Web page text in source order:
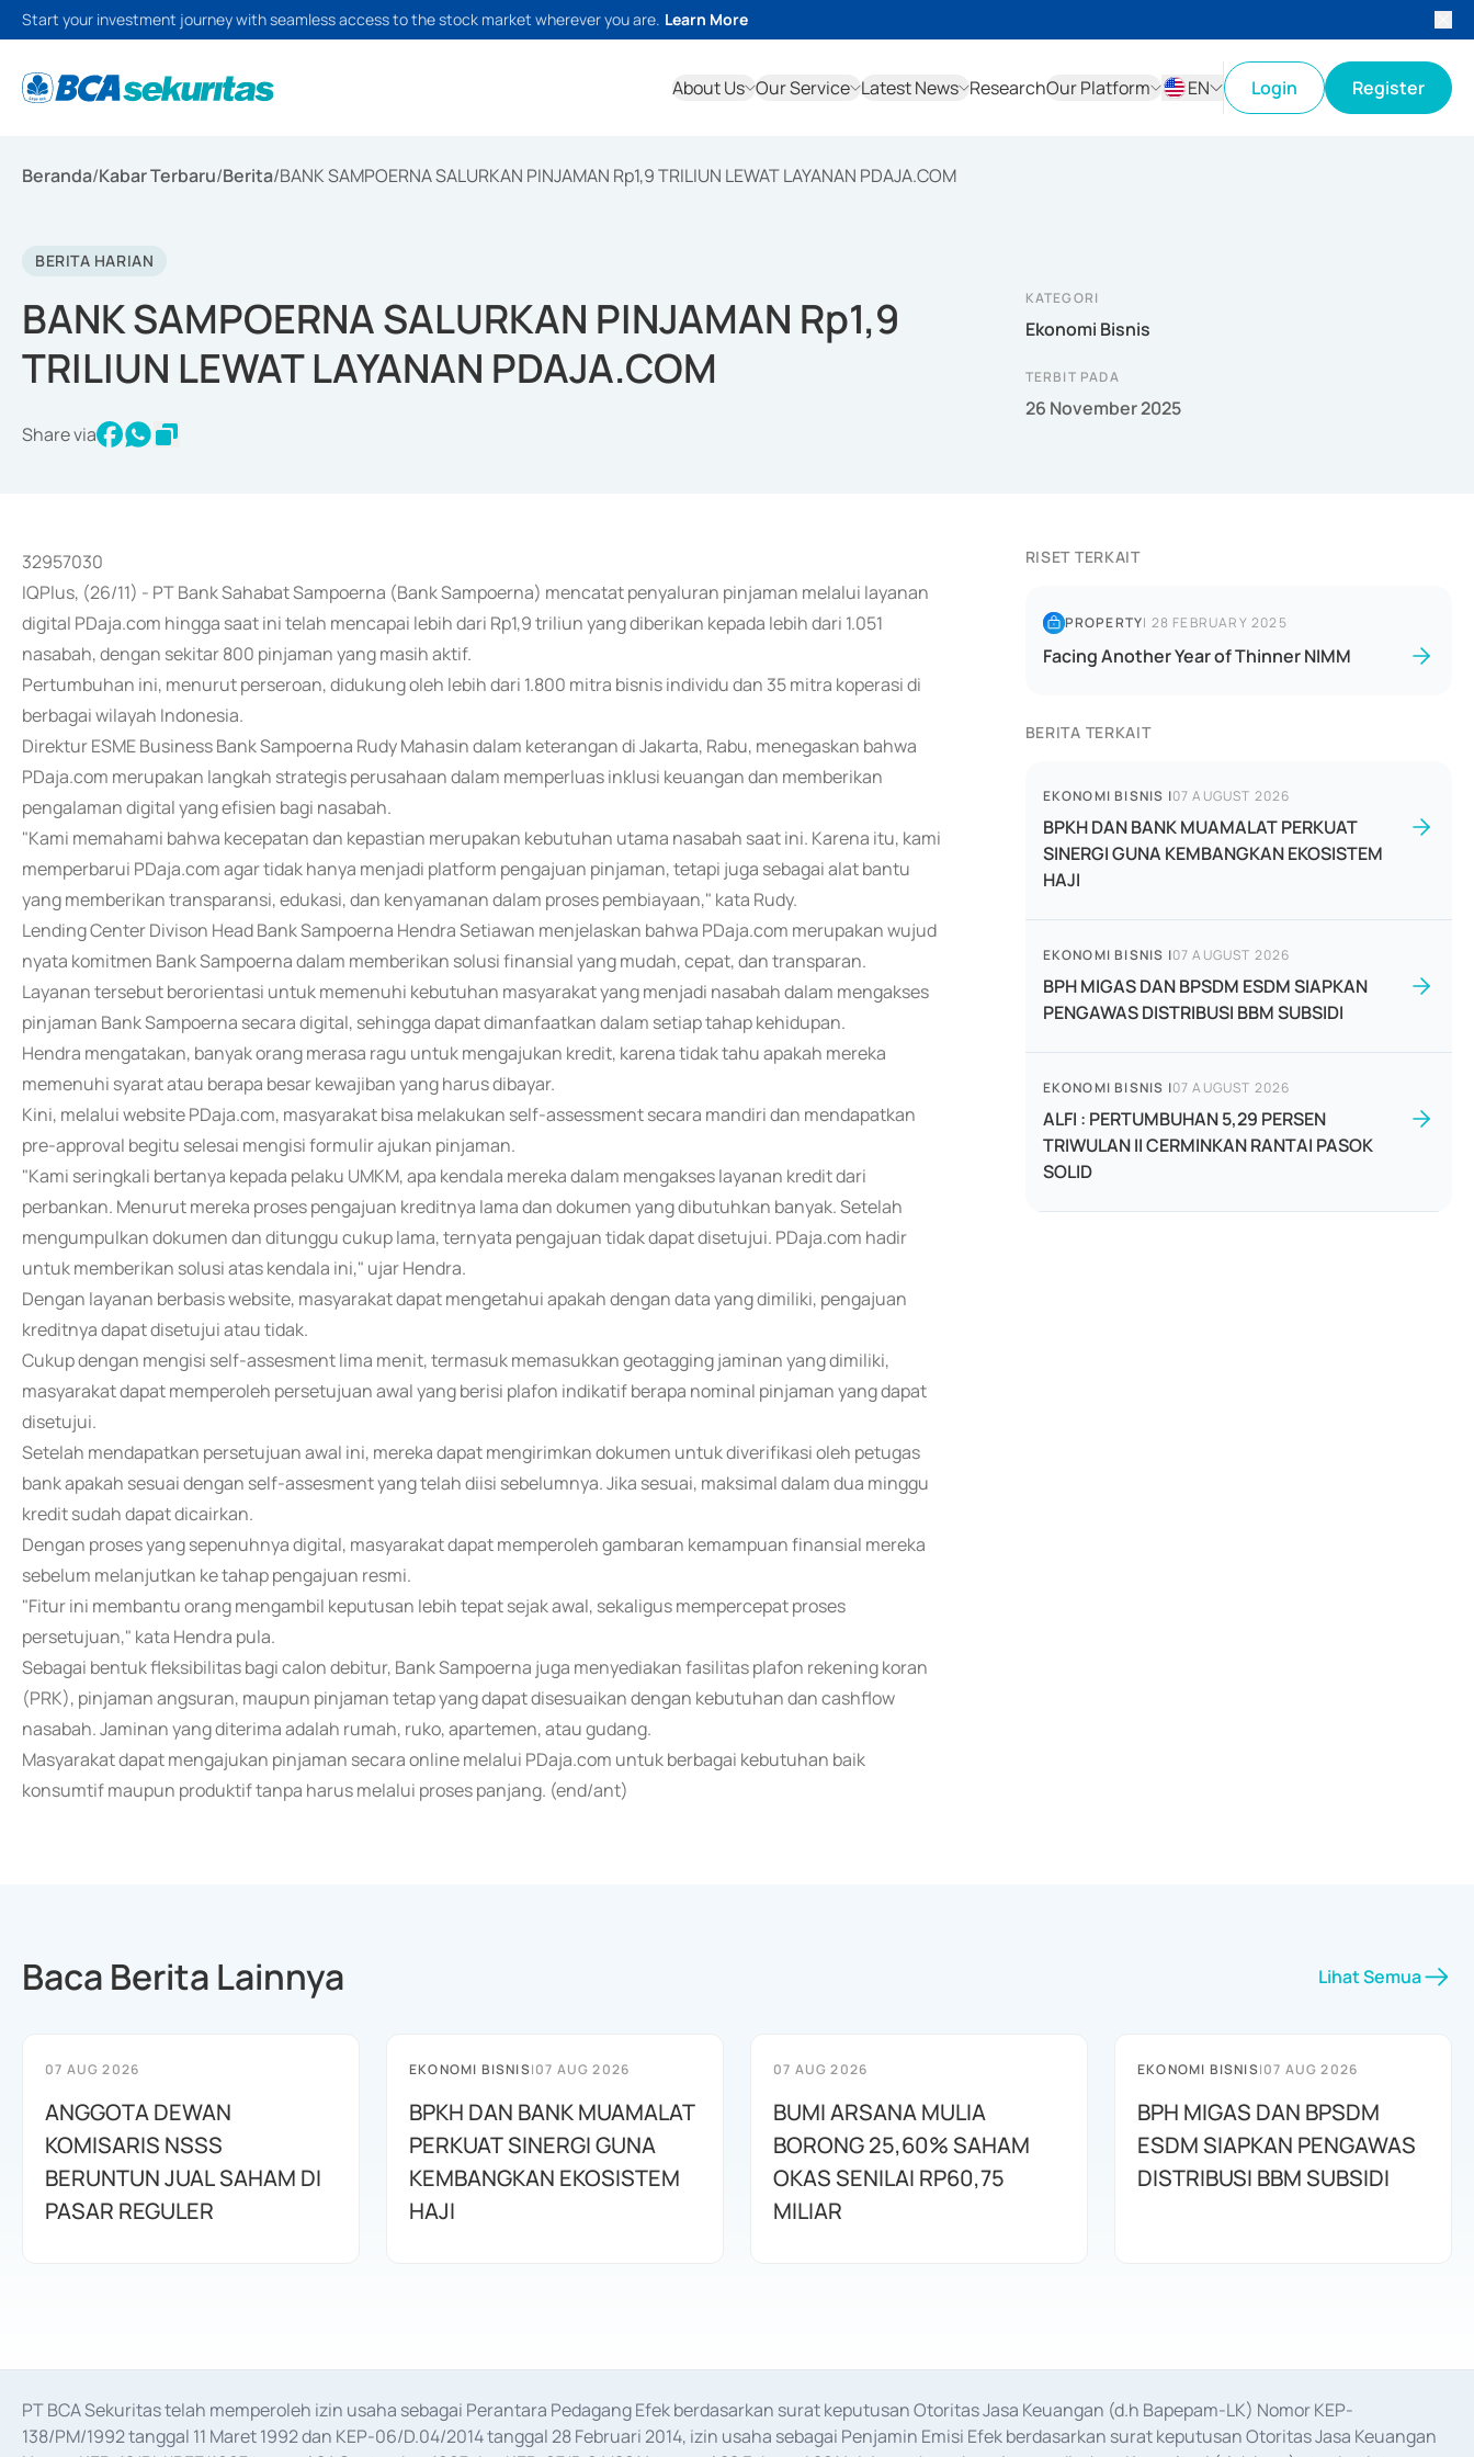
Start your investment journey with seamless access to the stock market wherever you are. Learn More
About Us Our Service Latest News ResearchOur Platform
EN
Login Register
Beranda/Kabar Terbaru/Berita/BANK SAMPOERNA SALURKAN PINJAMAN Rp1,9 TRILIUN LEWAT LAYANAN PDAJA.COM
BERITA HARIAN
BANK SAMPOERNA SALURKAN PINJAMAN Rp1,9
TRILIUN LEWAT LAYANAN PDAJA.COM
Share via
KATEGORI
Ekonomi Bisnis
TERBIT PADA
26 November 2025
32957030
IQPlus, (26/11) - PT Bank Sahabat Sampoerna (Bank Sampoerna) mencatat penyaluran pinjaman melalui layanan
digital PDaja.com hingga saat ini telah mencapai lebih dari Rp1,9 triliun yang diberikan kepada lebih dari 1.051
nasabah, dengan sekitar 800 pinjaman yang masih aktif.
Pertumbuhan ini, menurut perseroan, didukung oleh lebih dari 1.800 mitra bisnis individu dan 35 mitra koperasi di
berbagai wilayah Indonesia.
Direktur ESME Business Bank Sampoerna Rudy Mahasin dalam keterangan di Jakarta, Rabu, menegaskan bahwa
PDaja.com merupakan langkah strategis perusahaan dalam memperluas inklusi keuangan dan memberikan
pengalaman digital yang efisien bagi nasabah.
"Kami memahami bahwa kecepatan dan kepastian merupakan kebutuhan utama nasabah saat ini. Karena itu, kami
memperbarui PDaja.com agar tidak hanya menjadi platform pengajuan pinjaman, tetapi juga sebagai alat bantu
yang memberikan transparansi, edukasi, dan kenyamanan dalam proses pembiayaan," kata Rudy.
Lending Center Divison Head Bank Sampoerna Hendra Setiawan menjelaskan bahwa PDaja.com merupakan wujud
nyata komitmen Bank Sampoerna dalam memberikan solusi finansial yang mudah, cepat, dan transparan.
Layanan tersebut berorientasi untuk memenuhi kebutuhan masyarakat yang menjadi nasabah dalam mengakses
pinjaman Bank Sampoerna secara digital, sehingga dapat dimanfaatkan dalam setiap tahap kehidupan.
Hendra mengatakan, banyak orang merasa ragu untuk mengajukan kredit, karena tidak tahu apakah mereka
memenuhi syarat atau berapa besar kewajiban yang harus dibayar.
Kini, melalui website PDaja.com, masyarakat bisa melakukan self-assessment secara mandiri dan mendapatkan
pre-approval begitu selesai mengisi formulir ajukan pinjaman.
"Kami seringkali bertanya kepada pelaku UMKM, apa kendala mereka dalam mengakses layanan kredit dari
perbankan. Menurut mereka proses pengajuan kreditnya lama dan dokumen yang dibutuhkan banyak. Setelah
mengumpulkan dokumen dan ditunggu cukup lama, ternyata pengajuan tidak dapat disetujui. PDaja.com hadir
untuk memberikan solusi atas kendala ini," ujar Hendra.
Dengan layanan berbasis website, masyarakat dapat mengetahui apakah dengan data yang dimiliki, pengajuan
kreditnya dapat disetujui atau tidak.
Cukup dengan mengisi self-assesment lima menit, termasuk memasukkan geotagging jaminan yang dimiliki,
masyarakat dapat memperoleh persetujuan awal yang berisi plafon indikatif berapa nominal pinjaman yang dapat
disetujui.
Setelah mendapatkan persetujuan awal ini, mereka dapat mengirimkan dokumen untuk diverifikasi oleh petugas
bank apakah sesuai dengan self-assesment yang telah diisi sebelumnya. Jika sesuai, maksimal dalam dua minggu
kredit sudah dapat dicairkan.
Dengan proses yang sepenuhnya digital, masyarakat dapat memperoleh gambaran kemampuan finansial mereka
sebelum melanjutkan ke tahap pengajuan resmi.
"Fitur ini membantu orang mengambil keputusan lebih tepat sejak awal, sekaligus mempercepat proses
persetujuan," kata Hendra pula.
Sebagai bentuk fleksibilitas bagi calon debitur, Bank Sampoerna juga menyediakan fasilitas plafon rekening koran
(PRK), pinjaman angsuran, maupun pinjaman tetap yang dapat disesuaikan dengan kebutuhan dan cashflow
nasabah. Jaminan yang diterima adalah rumah, ruko, apartemen, atau gudang.
Masyarakat dapat mengajukan pinjaman secara online melalui PDaja.com untuk berbagai kebutuhan baik
konsumtif maupun produktif tanpa harus melalui proses panjang. (end/ant)
RISET TERKAIT
PROPERTY| 28 FEBRUARY 2025
Facing Another Year of Thinner NIMM
BERITA TERKAIT
EKONOMI BISNIS |07 AUGUST 2026
BPKH DAN BANK MUAMALAT PERKUAT
SINERGI GUNA KEMBANGKAN EKOSISTEM
HAJI
EKONOMI BISNIS |07 AUGUST 2026
BPH MIGAS DAN BPSDM ESDM SIAPKAN
PENGAWAS DISTRIBUSI BBM SUBSIDI
EKONOMI BISNIS |07 AUGUST 2026
ALFI : PERTUMBUHAN 5,29 PERSEN
TRIWULAN II CERMINKAN RANTAI PASOK
SOLID
Baca Berita Lainnya Lihat Semua
07 AUG 2026
ANGGOTA DEWAN
KOMISARIS NSSS
BERUNTUN JUAL SAHAM DI
PASAR REGULER
EKONOMI BISNIS|07 AUG 2026
BPKH DAN BANK MUAMALAT
PERKUAT SINERGI GUNA
KEMBANGKAN EKOSISTEM
HAJI
07 AUG 2026
BUMI ARSANA MULIA
BORONG 25,60% SAHAM
OKAS SENILAI RP60,75
MILIAR
EKONOMI BISNIS|07 AUG 2026
BPH MIGAS DAN BPSDM
ESDM SIAPKAN PENGAWAS
DISTRIBUSI BBM SUBSIDI
PT BCA Sekuritas telah memperoleh izin usaha sebagai Perantara Pedagang Efek berdasarkan surat keputusan Otoritas Jasa Keuangan (d.h Bapepam-LK) Nomor KEP-
138/PM/1992 tanggal 11 Maret 1992 dan KEP-06/D.04/2014 tanggal 28 Februari 2014, izin usaha sebagai Penjamin Emisi Efek berdasarkan surat keputusan Otoritas Jasa Keuangan